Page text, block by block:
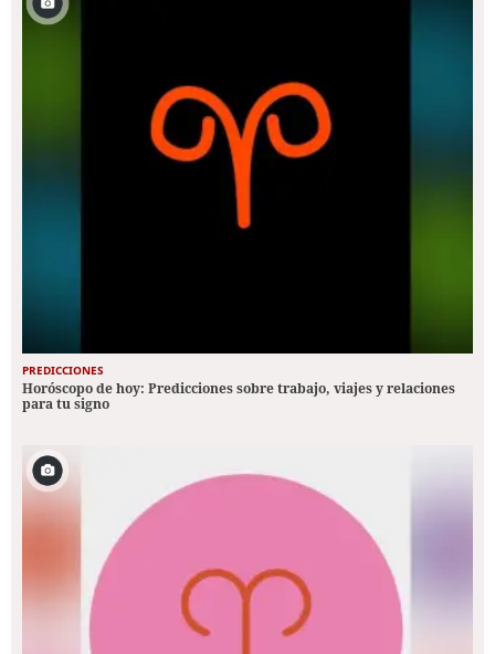
PREDICCIONES
Horóscopo de hoy: Predicciones sobre trabajo, viajes y relaciones
para tu signo